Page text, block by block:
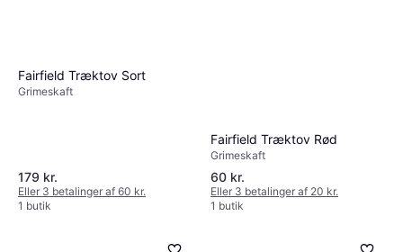
Fairfield Træktov Sort
Grimeskaft
179 kr.
Eller 3 betalinger af 60 kr.
1 butik
Fairfield Træktov Rød
Grimeskaft
60 kr.
Eller 3 betalinger af 20 kr.
1 butik